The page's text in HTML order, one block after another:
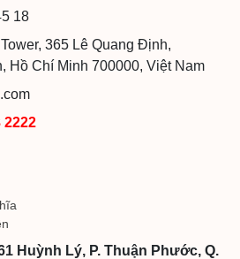
18
365 Lê Quang Định,
Hồ Chí Minh 700000, Việt Nam
2222
Huỳnh Lý, P. Thuận Phước, Q.